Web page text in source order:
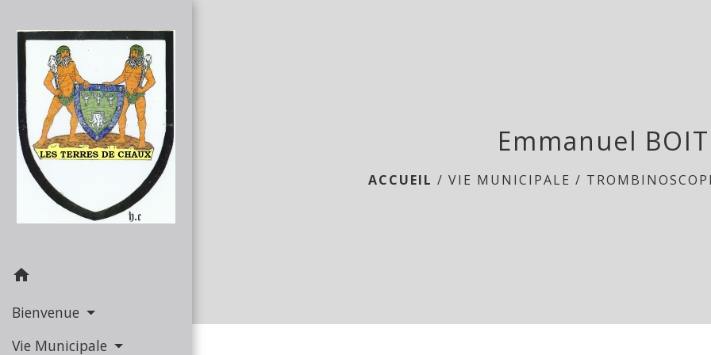
home
Bienvenue
Vie Municipale
Emmanuel
ACCUEIL /VIE MUNICIPALE /